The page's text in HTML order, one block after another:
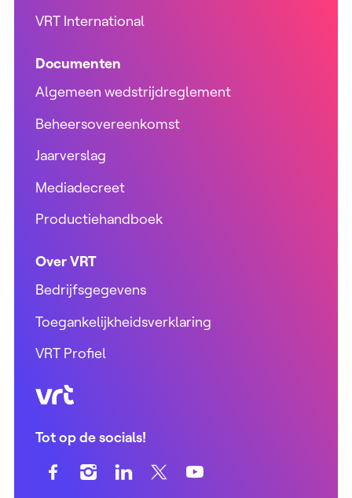
VRT International
Documenten
Algemeen wedstrijdreglement
Beheersovereenkomst
Jaarverslag
Mediadecreet
Productiehandboek
Over VRT
Bedrijfsgegevens
Toegankelijkheidsverklaring
VRT Profiel
VRT (home)
Tot op de socials!